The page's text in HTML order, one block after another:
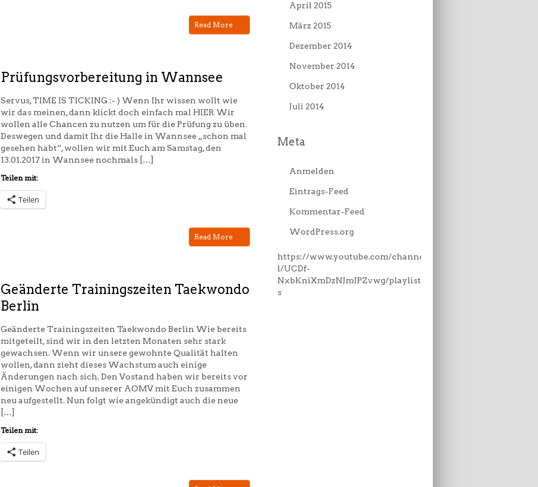
Read More
Prüfungsvorbereitung in Wannsee
Servus, TIME IS TICKING :- ) Wenn Ihr wissen wollt wie
wir das meinen, dann klickt doch einfach mal HIER Wir
wollen alle Chancen zu nutzen um für die Prüfung zu üben.
Deswegen und damit Ihr die Halle in Wannsee „schon mal
gesehen habt“, wollen wir mit Euch am Samstag, den
13.01.2017 in Wannsee nochmals […]
Teilen mit:
Teilen
Read More
Geänderte Trainingszeiten Taekwondo
Berlin
Geänderte Trainingszeiten Taekwondo Berlin Wie bereits
mitgeteilt, sind wir in den letzten Monaten sehr stark
gewachsen. Wenn wir unsere gewohnte Qualität halten
wollen, dann zieht dieses Wachstum auch einige
Änderungen nach sich. Den Vostand haben wir bereits vor
einigen Wochen auf unserer AOMV mit Euch zusammen
neu aufgestellt. Nun folgt wie angekündigt auch die neue
[…]
Teilen mit:
Teilen
April 2015
März 2015
Dezember 2014
November 2014
Oktober 2014
Juli 2014
Meta
Anmelden
Eintrags-Feed
Kommentar-Feed
WordPress.org
https://www.youtube.com/channe
l/UCDf-
NxbKniXmDzNJmJPZvwg/playlist
s